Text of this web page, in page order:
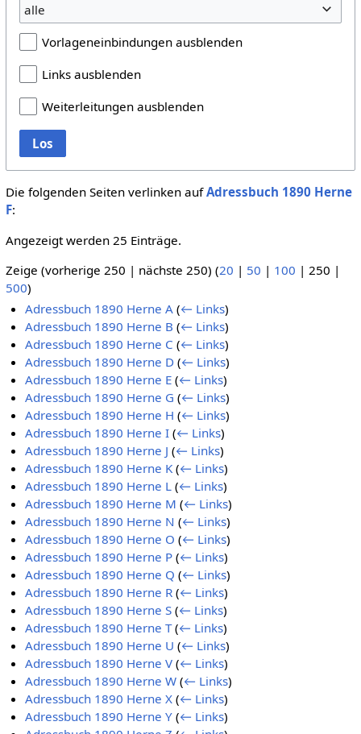
alle
Vorlageneinbindungen ausblenden
Links ausblenden
Weiterleitungen ausblenden
Los
Die folgenden Seiten verlinken aufAdressbuch 1890 Herne
F:
Angezeigt werden 25 Einträge.
Zeige (vorherige 250 | nächste 250) (20 | 50 | 100 | 250 |
500)
Adressbuch 1890 Herne A (← Links)
Adressbuch 1890 Herne B (← Links)
Adressbuch 1890 Herne C (← Links)
Adressbuch 1890 Herne D (← Links)
Adressbuch 1890 Herne E (← Links)
Adressbuch 1890 Herne G (← Links)
Adressbuch 1890 Herne H (← Links)
Adressbuch 1890 Herne I (← Links)
Adressbuch 1890 Herne J (← Links)
Adressbuch 1890 Herne K (← Links)
Adressbuch 1890 Herne L (← Links)
Adressbuch 1890 Herne M (← Links)
Adressbuch 1890 Herne N (← Links)
Adressbuch 1890 Herne O (← Links)
Adressbuch 1890 Herne P (← Links)
Adressbuch 1890 Herne Q (← Links)
Adressbuch 1890 Herne R (← Links)
Adressbuch 1890 Herne S (← Links)
Adressbuch 1890 Herne T (← Links)
Adressbuch 1890 Herne U (← Links)
Adressbuch 1890 Herne V (← Links)
Adressbuch 1890 Herne W (← Links)
Adressbuch 1890 Herne X (← Links)
Adressbuch 1890 Herne Y (← Links)